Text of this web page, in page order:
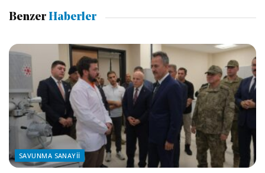
Benzer Haberler
SAVUNMA SANAYII